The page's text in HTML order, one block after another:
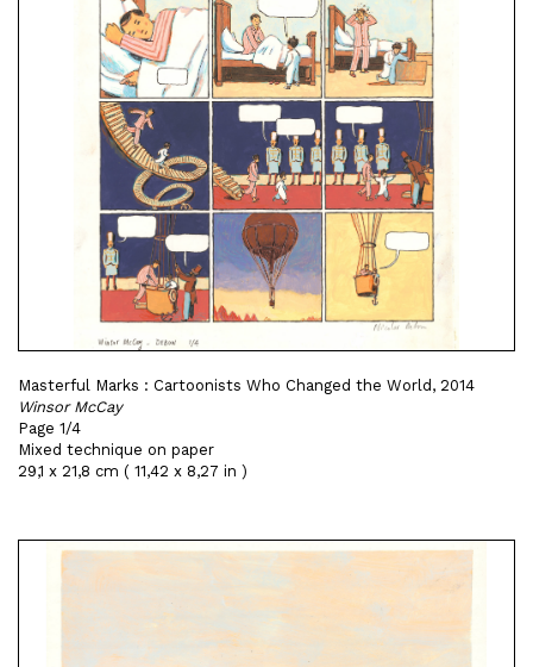
Masterful Marks : Cartoonists Who Changed the World, 2014
Winsor McCay
Page 1/4
Mixed technique on paper
29,1 x 21,8 cm ( 11,42 x 8,27 in )